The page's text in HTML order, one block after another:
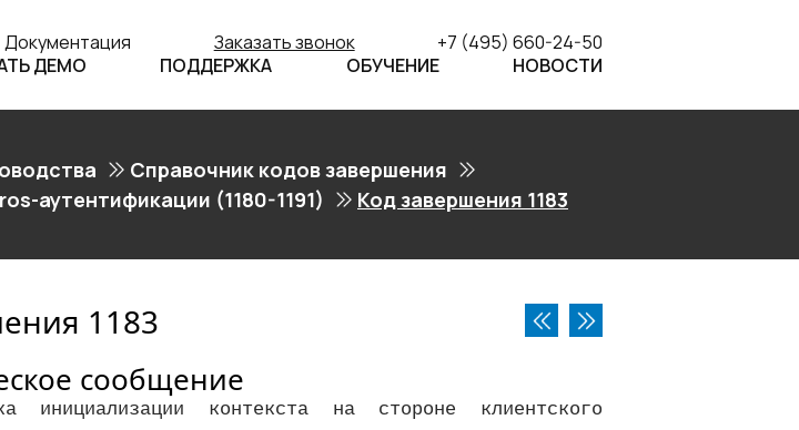
Документация Заказать звонок
+7 (495) 660-24-50
ДЕМО ПОДДЕРЖКА ОБУЧЕНИЕ НОВОСТИ
Справочник кодов завершения
аутентификации (1180-1191) Код завершения 1183
1183
сообщение
инициализации контекста на стороне клиентского